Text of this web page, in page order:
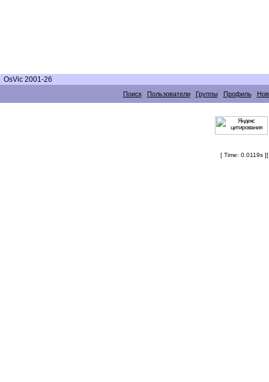
OsVic 2001-26
Поиск Пользователи Группы Профиль
[ Time: 0.0119s